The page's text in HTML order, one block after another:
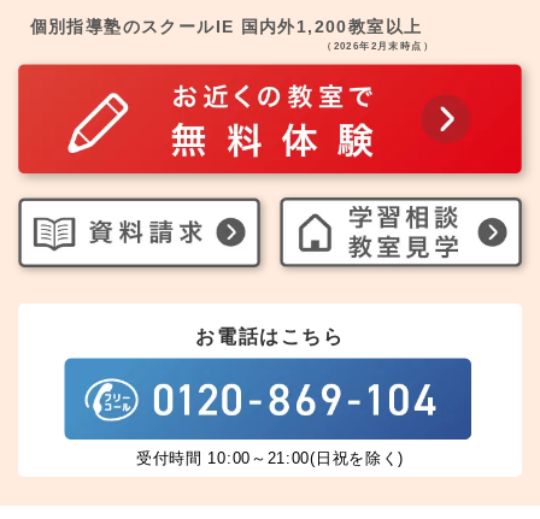
個別指導塾のスクールIE 国内外1,200教室以上
（2026年2月末時点）
お電話はこちら
受付時間 10:00～21:00(日祝を除く)